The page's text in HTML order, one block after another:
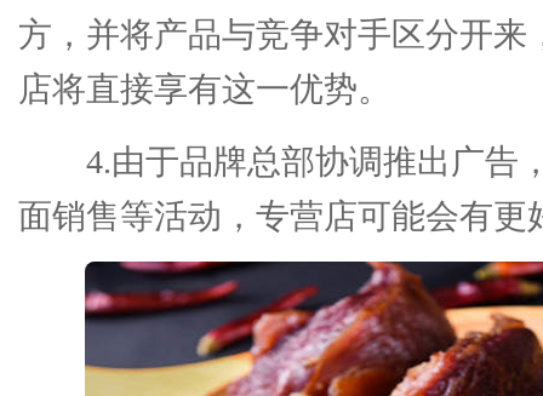
方，并将产品与竞争对手区分开来
店将直接享有这一优势。
4.由于品牌总部协调推出广告
面销售等活动，专营店可能会有更